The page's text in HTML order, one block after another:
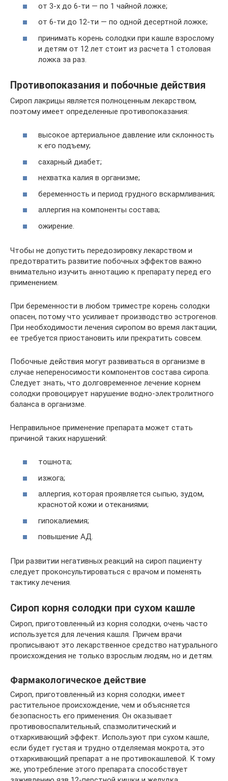
от 3-х до 6-ти — по 1 чайной ложке;
от 6-ти до 12-ти — по одной десертной ложке;
принимать корень солодки при кашле взрослому
и детям от 12 лет стоит из расчета 1 столовая
ложка за раз.
Противопоказания и побочные действия
Сироп лакрицы является полноценным лекарством,
поэтому имеет определенные противопоказания:
высокое артериальное давление или склонность
к его подъему;
сахарный диабет;
нехватка калия в организме;
беременность и период грудного вскармливания;
аллергия на компоненты состава;
ожирение.
Чтобы не допустить передозировку лекарством и
предотвратить развитие побочных эффектов важно
внимательно изучить аннотацию к препарату перед его
применением.
При беременности в любом триместре корень солодки
опасен, потому что усиливает производство эстрогенов.
При необходимости лечения сиропом во время лактации,
ее требуется приостановить или прекратить совсем.
Побочные действия могут развиваться в организме в
случае непереносимости компонентов состава сиропа.
Следует знать, что долговременное лечение корнем
солодки провоцирует нарушение водно-электролитного
баланса в организме.
Неправильное применение препарата может стать
причиной таких нарушений:
тошнота;
изжога;
аллергия, которая проявляется сыпью, зудом,
краснотой кожи и отеканиями;
гипокалиемия;
повышение АД.
При развитии негативных реакций на сироп пациенту
следует проконсультироваться с врачом и поменять
тактику лечения.
Сироп корня солодки при сухом кашле
Сироп, приготовленный из корня солодки, очень часто
используется для лечения кашля. Причем врачи
прописывают это лекарственное средство натурального
происхождения не только взрослым людям, но и детям.
Фармакологическое действие
Сироп, приготовленный из корня солодки, имеет
растительное происхождение, чем и объясняется
безопасность его применения. Он оказывает
противовоспалительный, спазмолитический и
отхаркивающий эффект. Используют при сухом кашле,
если будет густая и трудно отделяемая мокрота, это
отхаркивающий препарат а не противокашлевой. К тому
же, употребление этого препарата способствует